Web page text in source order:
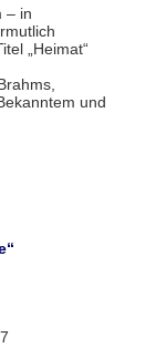
– in
„Heimat“
und